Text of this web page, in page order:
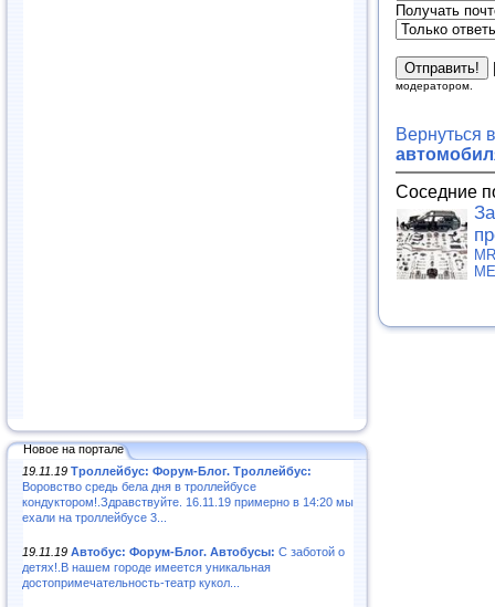
Новое на портале
19.11.19 Троллейбус: Форум-Блог. Троллейбус:
Воровство средь бела дня в троллейбусе
кондуктором!.Здравствуйте. 16.11.19 примерно в 14:20 мы
ехали на троллейбусе 3...
19.11.19 Автобус: Форум-Блог. Автобусы: С заботой о
детях!.В нашем городе имеется уникальная
достопримечательность-театр кукол...
Получать
модератором.
Вернуться
Соседние